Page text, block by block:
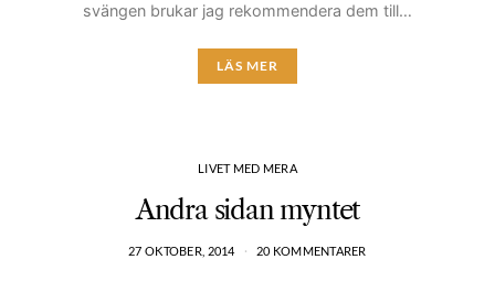
svängen brukar jag rekommendera dem till…
LÄS MER
LIVET MED MERA
Andra sidan myntet
27 OKTOBER, 2014 20 KOMMENTARER